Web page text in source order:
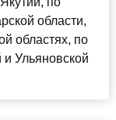
области,
областях, по
Ульяновской